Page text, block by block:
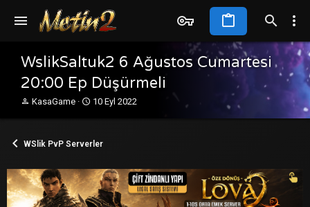
WslikSaltuk2 6 Ağustos Cumartesi
20:00 Ep Düşürmeli
K
b
u
b
a
KasaGame
B
l
g
ı
ç
10 Eyl 2022
WSlik PvP Serverler